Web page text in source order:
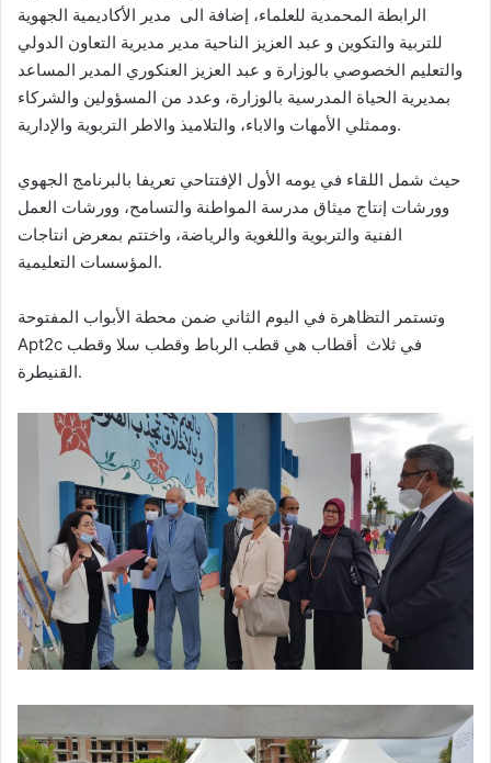
الرابطة المحمدية للعلماء، إضافة الى مدير الأكاديمية الجهوية
للتربية والتكوين و عبد العزيز الناحية مدير مديرية التعاون الدولي
والتعليم الخصوصي بالوزارة و عبد العزيز العنكوري المدير المساعد
بمديرية الحياة المدرسية بالوزارة، وعدد من المسؤولين والشركاء
وممثلي الأمهات والاباء، والتلاميذ والاطر التربوية والإدارية.
حيث شمل اللقاء في يومه الأول الإفتتاحي تعريفا بالبرنامج الجهوي
وورشات إنتاج ميثاق مدرسة المواطنة والتسامح، وورشات العمل
الفنية والتربوية واللغوية والرياضة، واختتم بمعرض انتاجات
المؤسسات التعليمية.
وتستمر التظاهرة في اليوم الثاني ضمن محطة الأبواب المفتوحة
Apt2c في ثلاث أقطاب هي قطب الرباط وقطب سلا وقطب
القنيطرة.